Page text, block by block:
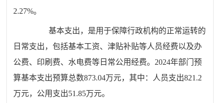
2.27%。
基本支出，是用于保障行政机构的正常运转的
日常支出，包括基本工资、津贴补贴等人员经费以及办
公费、印刷费、水电费等日常公用经费。2024年部门预
算基本支出预算总数873.04万元，其中：人员支出821.2
万元，公用支出51.85万元。